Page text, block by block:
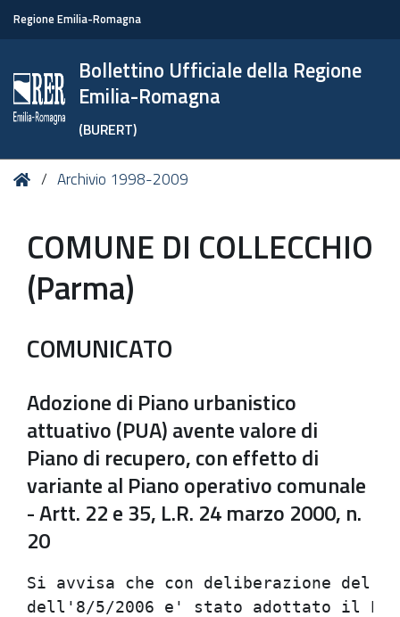
Regione Emilia-Romagna
Bollettino Ufficiale della Regione
Emilia-Romagna
(BURERT)
Tu HomeArchivio 1998-2009
COMUNE DI COLLECCHIO
(Parma)
COMUNICATO
Adozione di Piano urbanistico
attuativo (PUA) avente valore di
Piano di recupero, con effetto di
variante al Piano operativo comunale
- Artt. 22 e 35, L.R. 24 marzo 2000, n.
20
Si avvisa che con deliberazione del
dell'8/5/2006 e' stato adottato il